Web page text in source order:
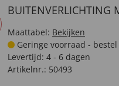
BUITENVERLICHTING
Maattabel: Bekijken
Geringe voorraad -
Levertijd: 4 - 6 dagen
Artikelnr.: 50493